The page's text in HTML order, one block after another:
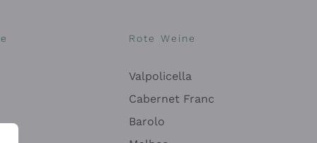
Rote Weine
Valpolicella
Cabernet Franc
Barolo
und personalisierten Angeboten